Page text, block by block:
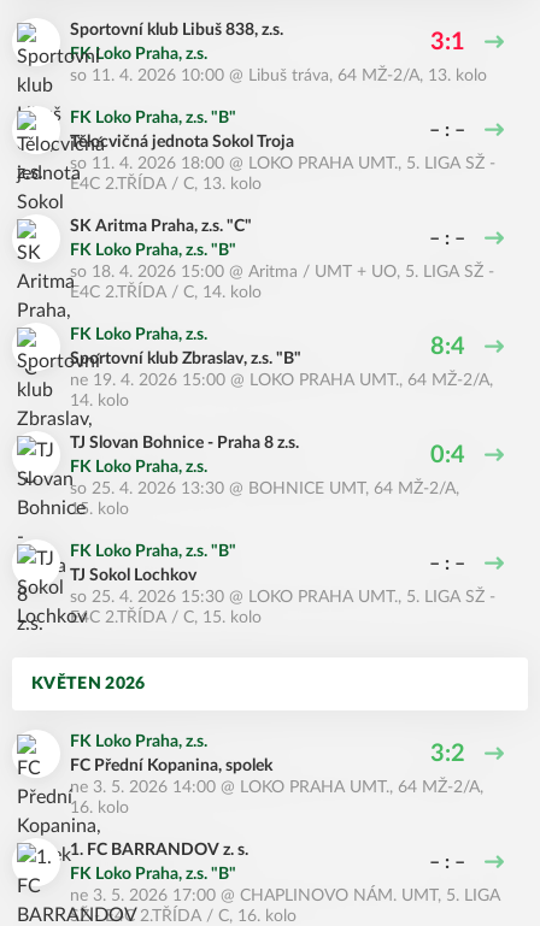
Sportovní klub Libuš 838, z.s.
FK Loko Praha, z.s.
3:1
so 11. 4. 2026 10:00 @ Libuš tráva, 64 MŽ-2/A, 13. kolo
FK Loko Praha, z.s. "B"
Tělocvičná jednota Sokol Troja
– : –
so 11. 4. 2026 18:00 @ LOKO PRAHA UMT., 5. LIGA SŽ -
E4C 2.TŘÍDA / C, 13. kolo
SK Aritma Praha, z.s. "C"
FK Loko Praha, z.s. "B"
– : –
so 18. 4. 2026 15:00 @ Aritma / UMT + UO, 5. LIGA SŽ -
E4C 2.TŘÍDA / C, 14. kolo
FK Loko Praha, z.s.
Sportovní klub Zbraslav, z.s. "B"
8:4
ne 19. 4. 2026 15:00 @ LOKO PRAHA UMT., 64 MŽ-2/A,
14. kolo
TJ Slovan Bohnice - Praha 8 z.s.
FK Loko Praha, z.s.
0:4
so 25. 4. 2026 13:30 @ BOHNICE UMT , 64 MŽ-2/A,
15. kolo
FK Loko Praha, z.s. "B"
TJ Sokol Lochkov
– : –
so 25. 4. 2026 15:30 @ LOKO PRAHA UMT., 5. LIGA SŽ -
E4C 2.TŘÍDA / C, 15. kolo
KVĚTEN 2026
FK Loko Praha, z.s.
FC Přední Kopanina, spolek
3:2
ne 3. 5. 2026 14:00 @ LOKO PRAHA UMT., 64 MŽ-2/A,
16. kolo
1. FC BARRANDOV z. s.
FK Loko Praha, z.s. "B"
– : –
ne 3. 5. 2026 17:00 @ CHAPLINOVO NÁM. UMT , 5. LIGA
SŽ - E4C 2.TŘÍDA / C, 16. kolo